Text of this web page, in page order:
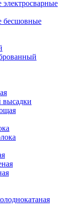
бесшовные
высадки